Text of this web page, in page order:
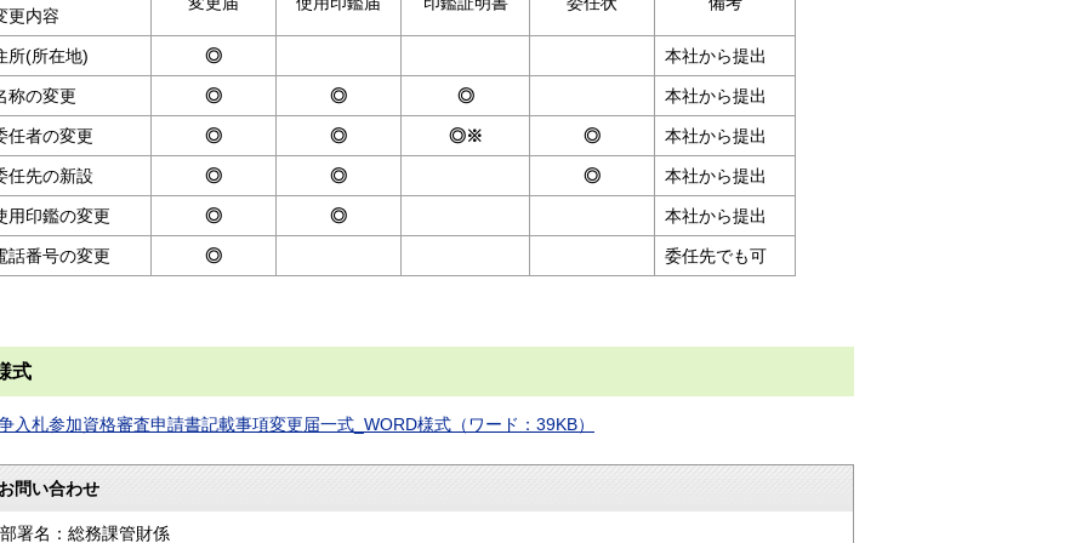
更内容
所(所在地) ◎ 本社から提出
称の変更 ◎ ◎ ◎ 本社から提出
任者の変更 ◎ ◎ ◎※ ◎ 本社から提出
任先の新設 ◎ ◎ ◎ 本社から提出
用印鑑の変更 ◎ ◎ 本社から提出
話番号の変更 ◎ 委任先でも可
式
入札参加資格審査申請書記載事項変更届一式_WORD様式（ワード：39KB）
問い合わせ
部署名：総務課管財係